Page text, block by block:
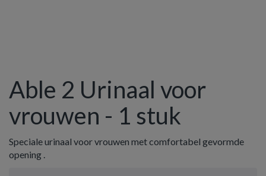
Able 2 Urinaal voor
vrouwen - 1 stuk
Speciale urinaal voor vrouwen met comfortabel gevormde
opening .